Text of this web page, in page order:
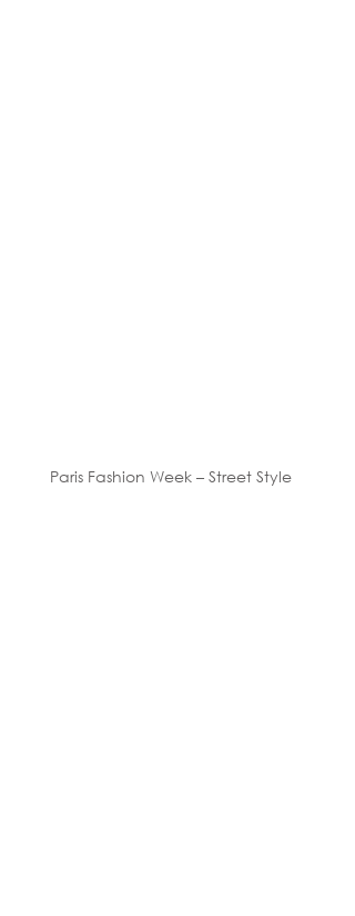
Paris Fashion Week – Street Style